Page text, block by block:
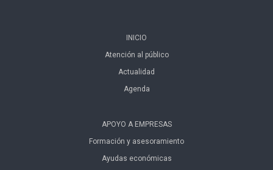
INICIO
Atención al público
Actualidad
Agenda
APOYO A EMPRESAS
Formación y asesoramiento
Ayudas económicas